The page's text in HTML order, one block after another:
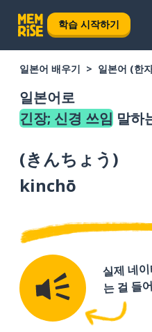
학습 시작하기
일본어 배우기 일본어 (한
일본어로
긴장; 신경 쓰임 말하
(きんちょう )
kinchō
실제 네
는 걸 들